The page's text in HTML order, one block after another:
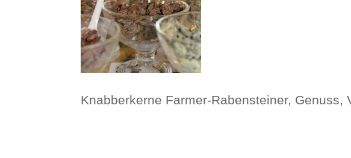
Knabberkerne Farmer-Rabensteiner, Genuss,